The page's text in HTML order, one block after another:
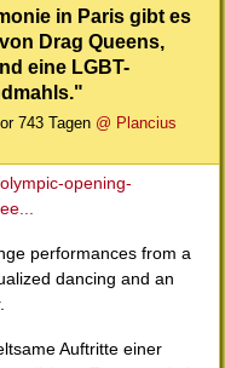
in Paris gibt es
Drag Queens,
eine LGBT-
743 Tagen @ Plancius
opening-
performances from a
dancing and an
Auftritte einer